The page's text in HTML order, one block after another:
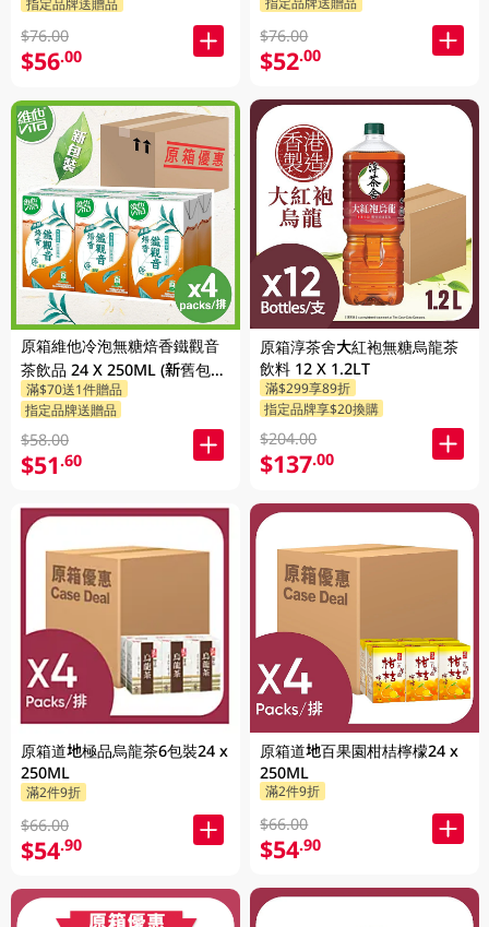
$76.00
$56.00
原箱維他冷泡無糖焙香鐵觀音
茶飲品 24 X 250ML (新舊包裝
隨機發貨)
滿$70送1件贈品
指定品牌送贈品
$58.00
$51.60
原箱道地極品烏龍茶6包裝24 x
250ML
滿2件9折
$66.00
$54.90
$76.00
$52.00
原箱淳茶舍大紅袍無糖烏龍茶
飲料 12 X 1.2LT
滿$299享89折
指定品牌享$20換購
$204.00
$137.00
原箱道地百果園柑桔檸檬24 x
250ML
滿2件9折
$66.00
$54.90